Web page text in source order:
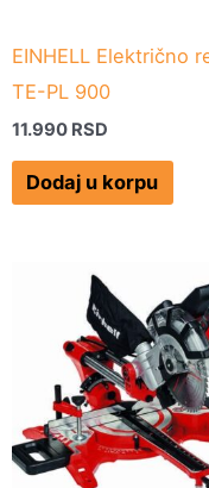
EINHELL Električno
TE-PL 900
11.990 RSD
Dodaj u korpu